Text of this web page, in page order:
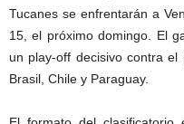
Tucanes se enfrentarán a
15, el próximo domingo. El
un play-off decisivo contra
Brasil, Chile y Paraguay.